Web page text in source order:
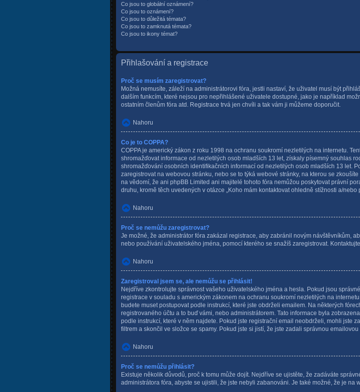
Co jsou to globální oznámení?
Co jsou to oznámení?
Co jsou to důležitá témata?
Co jsou to zamknutá témata?
Co jsou to ikony témat?
Přihlašování a registrace
Proč se musím zaregistrovat?
Možná nemusíte, záleží na administrátorovi fóra, jestli nastaví, že uživatel musí být
dalším funkcím, které nejsou pro nepřihlášené uživatele dostupné, jako je například
ostatním členům fóra atd. Registrace trvá jen chvíli a tak vám ji můžeme doporučit.
Nahoru
Co je to COPPA?
COPPA je americký zákon z roku 1998 na ochranu soukromí nezletilých na internetu.
shromažďovat informace od nezletilých osob mladších 13 let, získaly písemný souhlas
shromažďování osobních identifikačních informací od nezletilých osob mladších 13 let.
zaregistrovat na webovou stránku, nebo se to týká webové stránky, na kterou se
na vědomí, že ani phpBB Limited ani majitelé tohoto fóra nemůžou poskytovat právní
druhu, kromě těch uvedených v otázce „Koho mám kontaktovat ohledně stížnosti a/nebo
Nahoru
Proč se nemůžu zaregistrovat?
Je možné, že administrátor fóra zakázal registrace, aby zabránil novým návštěvníkům,
nebo používání uživatelského jména, pomocí kterého se snažíš zaregistrovat.
Nahoru
Zaregistroval jsem se, ale nemůžu se přihlásit!
Nejdříve zkontrolujte správnost vašeho uživatelského jména a hesla. Pokud jsou
registrace v souladu s americkým zákonem na ochranu soukromí nezletilých na
budete muset postupovat podle instrukcí, které jste obdrželi emailem. Na některých
registrovaného účtu a to buď vámi, nebo administrátorem. Tato informace byla
podle instrukcí, které v něm najdete. Pokud jste registrační email neobdrželi, mohli jste
filtrem a skončil ve složce se spamy. Pokud jste si jistí, že jste zadali správnou
Nahoru
Proč se nemůžu přihlásit?
Existuje několik důvodů, proč k tomu může dojít. Nejdříve se ujistěte, že zadáváte
administrátora fóra, abyste se ujistili, že jste nebyli zabanováni. Je také možné, že je na